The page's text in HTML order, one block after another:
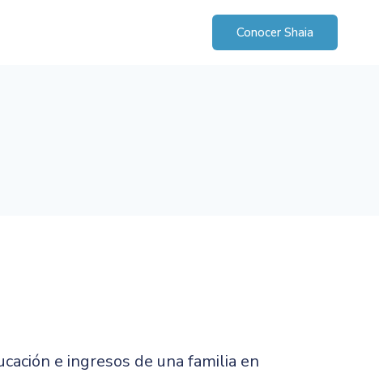
Conocer Shaia
e ingresos de una familia en